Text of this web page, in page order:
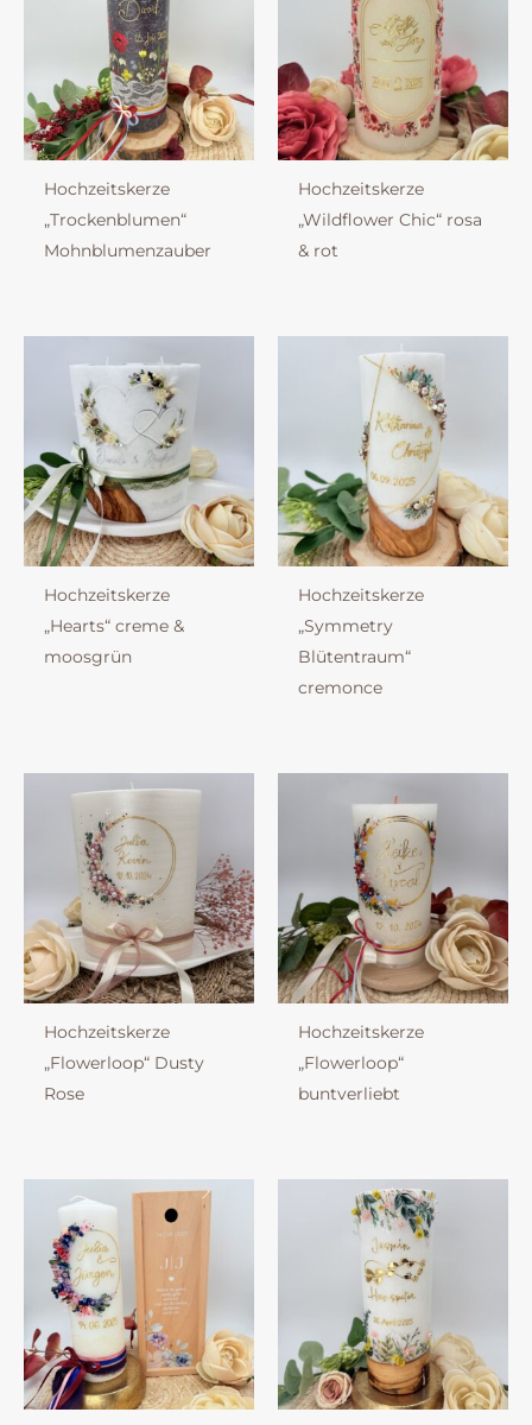
Hochzeitskerze
„Trockenblumen“
Mohnblumenzauber
Hochzeitskerze
„Wildflower Chic“ rosa
& rot
Hochzeitskerze
„Hearts“ creme &
moosgrün
Hochzeitskerze
„Symmetry
Blütentraum“
cremonce
Hochzeitskerze
„Flowerloop“ Dusty
Rose
Hochzeitskerze
„Flowerloop“
buntverliebt